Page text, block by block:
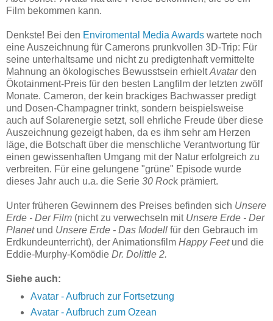
Film bekommen kann.
Denkste! Bei den Enviromental Media Awards wartete noch
eine Auszeichnung für Camerons prunkvollen 3D-Trip: Für
seine unterhaltsame und nicht zu predigtenhaft vermittelte
Mahnung an ökologisches Bewusstsein erhieltAvatarden
Ökotainment-Preis für den besten Langfilm der letzten zwölf
Monate. Cameron, der kein brackiges Bachwasser predigt
und Dosen-Champagner trinkt, sondern beispielsweise
auch auf Solarenergie setzt, soll ehrliche Freude über diese
Auszeichnung gezeigt haben, da es ihm sehr am Herzen
läge, die Botschaft über die menschliche Verantwortung für
einen gewissenhaften Umgang mit der Natur erfolgreich zu
verbreiten. Für eine gelungene "grüne" Episode wurde
dieses Jahr auch u.a. die Serie 30 Rock prämiert.
Unter früheren Gewinnern des Preises befinden sich Unsere
Erde - Der Film (nicht zu verwechseln mit Unsere Erde - Der
Planetund Unsere Erde - Das Modell für den Gebrauch im
Erdkundeunterricht), der Animationsfilm Happy Feetund die
Eddie-Murphy-Komödie Dr. Dolittle 2.
Siehe auch:
Avatar - Aufbruch zur Fortsetzung
Avatar - Aufbruch zum Ozean